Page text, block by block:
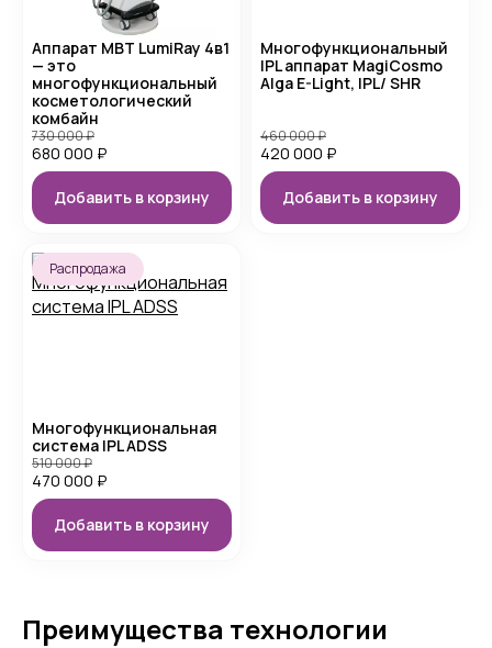
Аппарат MBT LumiRay 4в1
— это
многофункциональный
косметологический
комбайн
680 000 ₽
730 000₽
Добавить в корзину
Многофункциональный
IPL аппарат MagiCosmo
Alga E-Light, IPL/ SHR
420 000 ₽
460 000₽
Добавить в корзину
Распродажа
Многофункциональная
система IPL ADSS
470 000 ₽
510 000₽
Добавить в корзину
Преимущества технологии